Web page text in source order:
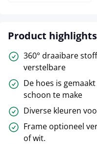
Product highlights
360° draaibare
verstelbare
De hoes is
schoon te make
Diverse kleuren
Frame optioneel
of wit.